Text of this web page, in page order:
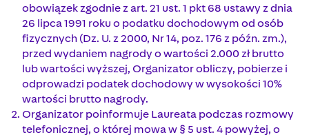
obowiązek zgodnie z art. 21 ust. 1 pkt 68 ustawy z dnia
26 lipca 1991 roku o podatku dochodowym od osób
fizycznych (Dz. U. z 2000, Nr 14, poz. 176 z późn. zm.),
przed wydaniem nagrody o wartości 2.000 zł brutto
lub wartości wyższej, Organizator obliczy, pobierze i
odprowadzi podatek dochodowy w wysokości 10%
wartości brutto nagrody.
Organizator poinformuje Laureata podczas rozmowy
telefonicznej, o której mowa w § 5 ust. 4 powyżej, o